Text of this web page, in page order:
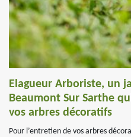
Elagueur Arboriste, un
Beaumont Sur Sarthe
vos arbres décoratifs
Pour l’entretien de vos arbres